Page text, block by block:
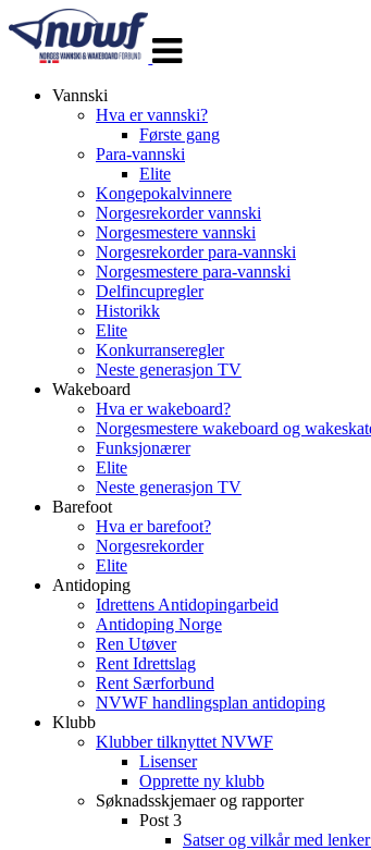
navigasjon
Vannski
Hva er vannski?
Første gang
Para-vannski
Elite
Kongepokalvinnere
Norgesrekorder vannski
Norgesmestere vannski
Norgesrekorder para-vannski
Norgesmestere para-vannski
Delfincupregler
Historikk
Elite
Konkurranseregler
Neste generasjon TV
Wakeboard
Hva er wakeboard?
Norgesmestere wakeboard og
Funksjonærer
Elite
Neste generasjon TV
Barefoot
Hva er barefoot?
Norgesrekorder
Elite
Antidoping
Idrettens Antidopingarbeid
Antidoping Norge
Ren Utøver
Rent Idrettslag
Rent Særforbund
NVWF handlingsplan antidoping
Klubb
Klubber tilknyttet NVWF
Lisenser
Opprette ny klubb
Søknadsskjemaer og rapporter
Post 3
Satser og vilkår med